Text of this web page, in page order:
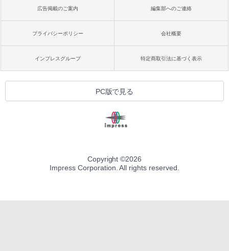
広告掲載のご案内 編集部へのご連絡
プライバシーポリシー 会社概要
インプレスグループ 特定商取引法に基づく表示
PC版で見る
Copyright ©2026
Impress Corporation. All rights reserved.